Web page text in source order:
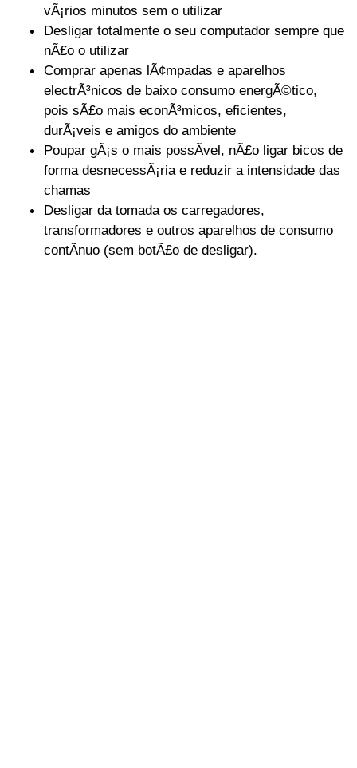
vÃ¡rios minutos sem o utilizar
Desligar totalmente o seu computador sempre que
nÃ£o o utilizar
Comprar apenas lÃ¢mpadas e aparelhos
electrÃ³nicos de baixo consumo energÃ©tico,
pois sÃ£o mais econÃ³micos, eficientes,
durÃ¡veis e amigos do ambiente
Poupar gÃ¡s o mais possÃ­vel, nÃ£o ligar bicos de
forma desnecessÃ¡ria e reduzir a intensidade das
chamas
Desligar da tomada os carregadores,
transformadores e outros aparelhos de consumo
contÃ­nuo (sem botÃ£o de desligar).